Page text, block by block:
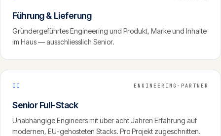
Führung & Lieferung
Gründergeführtes Engineering und Produkt, Marke und Inhalte
im Haus — ausschliesslich Senior.
II ENGINEERING-PARTNER
Senior Full-Stack
Unabhängige Engineers mit über acht Jahren Erfahrung auf
modernen, EU-gehosteten Stacks. Pro Projekt zugeschnitten.